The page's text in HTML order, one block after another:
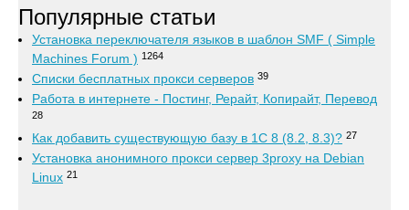
Популярные статьи
Установка переключателя языков в шаблон SMF ( Simple
Machines Forum ) 1264
Списки бесплатных прокси серверов 39
Работа в интернете - Постинг, Рерайт, Копирайт, Перевод
28
Как добавить существующую базу в 1С 8 (8.2, 8.3)? 27
Установка анонимного прокси сервер 3proxy на Debian
Linux 21